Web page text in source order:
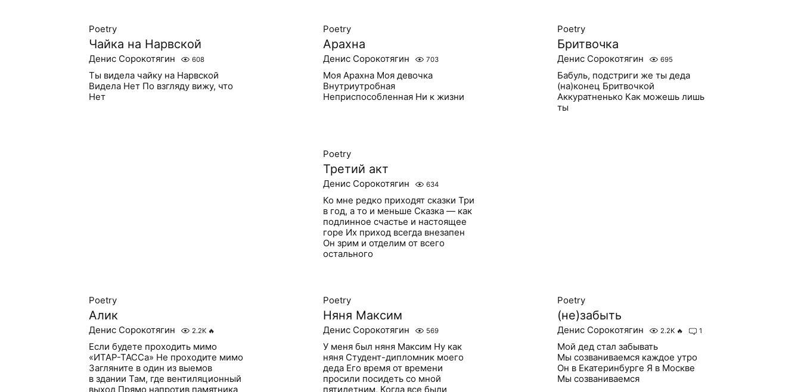
Poetry
Чайка на Нарвской
Денис Сорокотягин 608
Ты видела чайку на Нарвской
Видела Нет По взгляду вижу, что
Нет
Poetry
Арахна
Денис Сорокотягин 703
Моя Арахна Моя девочка
Внутриутробная
Неприспособленная Ни к жизни
Poetry
Бритвочка
Денис Сорокотягин 695
Бабуль, подстриги же ты деда
(на)конец Бритвочкой
Аккуратненько Как можешь лишь
ты
Poetry
Третий акт
Денис Сорокотягин 634
Ко мне редко приходят сказки Три
в год, а то и меньше Сказка — как
подлинное счастье и настоящее
горе Их приход всегда внезапен
Он зрим и отделим от всего
остального
Poetry
Алик
Денис Сорокотягин 2.2K 🔥
Если будете проходить мимо
«ИТАР-ТАССа» Не проходите мимо
Загляните в один из выемов
в здании Там, где вентиляционный
выход Прямо напротив памятника
Poetry
Няня Максим
Денис Сорокотягин 569
У меня был няня Максим Ну как
няня Студент-дипломник моего
деда Его время от времени
просили посидеть со мной
пятилетним, Когда все были
Poetry
(не)забыть
Денис Сорокотягин 2.2K 🔥 1
Мой дед стал забывать
Мы созваниваемся каждое утро
Он в Екатеринбурге Я в Москве
Мы созваниваемся